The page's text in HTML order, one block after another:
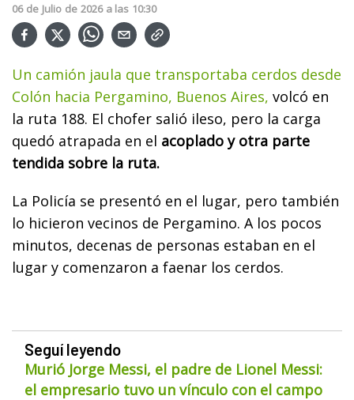
06 de Julio de 2026 a las 10:30
Un camión jaula que transportaba cerdos desde
Colón hacia Pergamino, Buenos Aires, volcó en
la ruta 188. El chofer salió ileso, pero la carga
quedó atrapada en el acoplado y otra parte
tendida sobre la ruta.
La Policía se presentó en el lugar, pero también
lo hicieron vecinos de Pergamino. A los pocos
minutos, decenas de personas estaban en el
lugar y comenzaron a faenar los cerdos.
Seguí leyendo
Murió Jorge Messi, el padre de Lionel Messi:
el empresario tuvo un vínculo con el campo